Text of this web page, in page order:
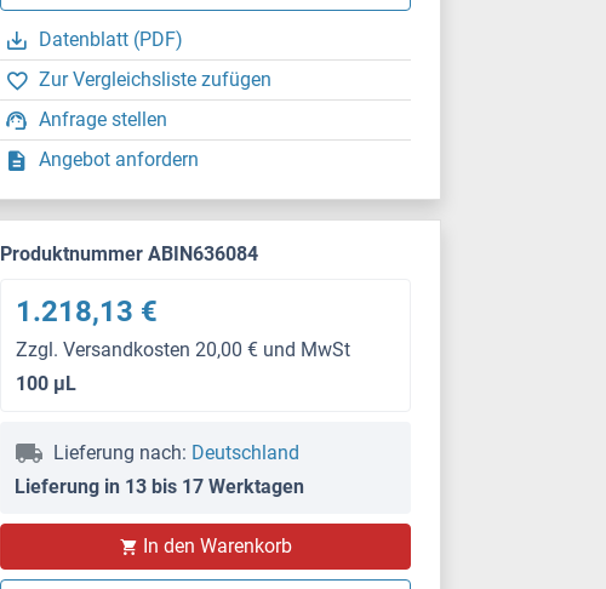
Datenblatt (PDF)
Zur Vergleichsliste zufügen
Anfrage stellen
Angebot anfordern
Produktnummer ABIN636084
1.218,13 €
Zzgl. Versandkosten 20,00 € und MwSt
100 μL
Lieferung nach: Deutschland
Lieferung in 13 bis 17 Werktagen
In den Warenkorb